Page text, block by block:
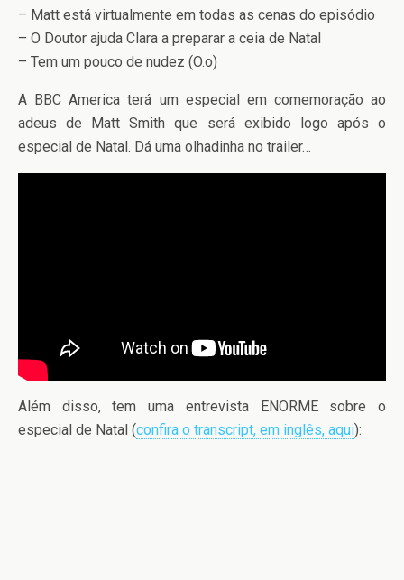
– Matt está virtualmente em todas as cenas do episódio
– O Doutor ajuda Clara a preparar a ceia de Natal
– Tem um pouco de nudez (O.o)
A BBC America terá um especial em comemoração ao
adeus de Matt Smith que será exibido logo após o
especial de Natal. Dá uma olhadinha no trailer…
Além disso, tem uma entrevista ENORME sobre o
especial de Natal (confira o transcript, em inglês, aqui):